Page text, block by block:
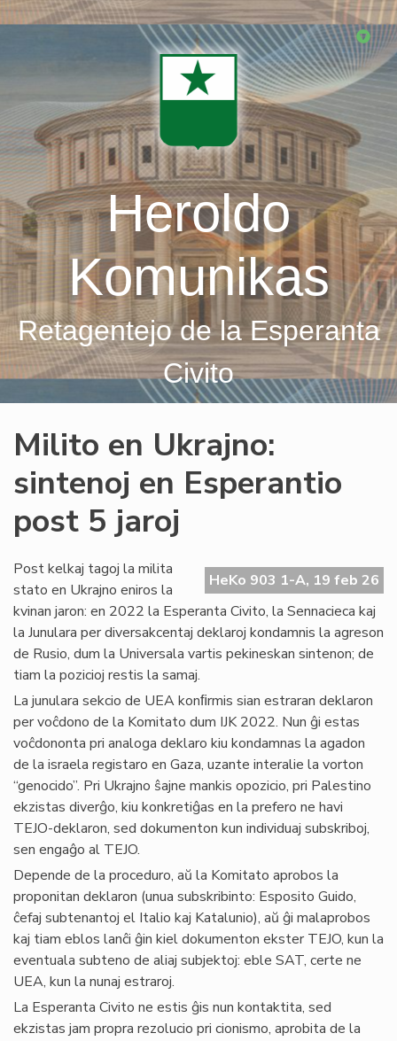
Skip
Heroldo
Komunikas
Retagentejo de la Esperanta
Civito
Milito en Ukrajno:
sintenoj en Esperantio
post 5 jaroj
HeKo 903 1-A, 19 feb 26
Post kelkaj tagoj la milita
stato en Ukrajno eniros la
kvinan jaron: en 2022 la Esperanta Civito, la Sennacieca kaj
la Junulara per diversakcentaj deklaroj kondamnis la agreson
de Rusio, dum la Universala vartis pekineskan sintenon; de
tiam la pozicioj restis la samaj.
La junulara sekcio de UEA konﬁrmis sian estraran deklaron
per voĉdono de la Komitato dum IJK 2022. Nun ĝi estas
voĉdononta pri analoga deklaro kiu kondamnas la agadon
de la israela registaro en Gaza, uzante interalie la vorton
“genocido”. Pri Ukrajno ŝajne mankis opozicio, pri Palestino
ekzistas diverĝo, kiu konkretiĝas en la prefero ne havi
TEJO-deklaron, sed dokumenton kun individuaj subskriboj,
sen engaĝo al TEJO.
Depende de la proceduro, aŭ la Komitato aprobos la
proponitan deklaron (unua subskribinto: Esposito Guido,
ĉefaj subtenantoj el Italio kaj Katalunio), aŭ ĝi malaprobos
kaj tiam eblos lanĉi ĝin kiel dokumenton ekster TEJO, kun la
eventuala subteno de aliaj subjektoj: eble SAT, certe ne
UEA, kun la nunaj estraroj.
La Esperanta Civito ne estis ĝis nun kontaktita, sed
ekzistas jam propra rezolucio pri cionismo, aprobita de la